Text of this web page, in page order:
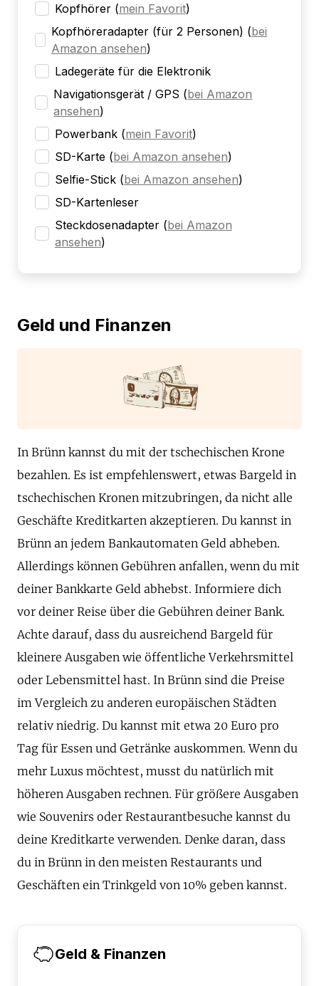
Kopfhörer (mein Favorit)
Kopfhöreradapter (für 2 Personen) (bei
Amazon ansehen)
Ladegeräte für die Elektronik
Navigationsgerät / GPS (bei Amazon
ansehen)
Powerbank (mein Favorit)
SD-Karte (bei Amazon ansehen)
Selfie-Stick (bei Amazon ansehen)
SD-Kartenleser
Steckdosenadapter (bei Amazon
ansehen)
Geld und Finanzen
In Brünn kannst du mit der tschechischen Krone
bezahlen. Es ist empfehlenswert, etwas Bargeld in
tschechischen Kronen mitzubringen, da nicht alle
Geschäfte Kreditkarten akzeptieren. Du kannst in
Brünn an jedem Bankautomaten Geld abheben.
Allerdings können Gebühren anfallen, wenn du mit
deiner Bankkarte Geld abhebst. Informiere dich
vor deiner Reise über die Gebühren deiner Bank.
Achte darauf, dass du ausreichend Bargeld für
kleinere Ausgaben wie öffentliche Verkehrsmittel
oder Lebensmittel hast. In Brünn sind die Preise
im Vergleich zu anderen europäischen Städten
relativ niedrig. Du kannst mit etwa 20 Euro pro
Tag für Essen und Getränke auskommen. Wenn du
mehr Luxus möchtest, musst du natürlich mit
höheren Ausgaben rechnen. Für größere Ausgaben
wie Souvenirs oder Restaurantbesuche kannst du
deine Kreditkarte verwenden. Denke daran, dass
du in Brünn in den meisten Restaurants und
Geschäften ein Trinkgeld von 10% geben kannst.
Geld & Finanzen